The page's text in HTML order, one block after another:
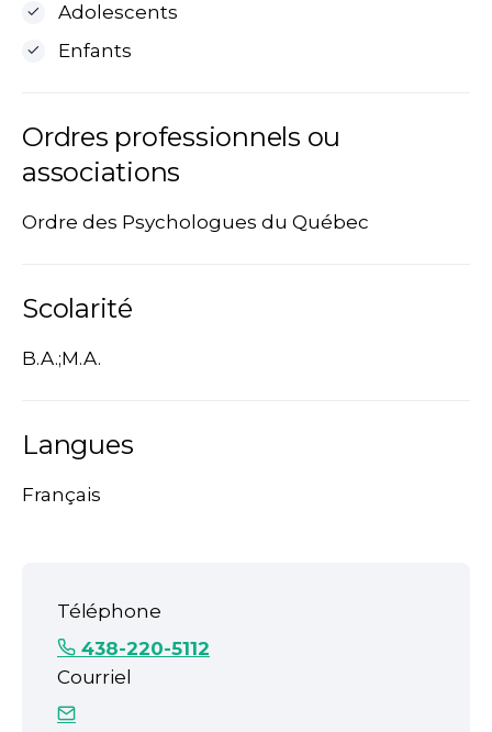
Adolescents
Enfants
Ordres professionnels ou
associations
Ordre des Psychologues du Québec
Scolarité
B.A.;M.A.
Langues
Français
Téléphone
438-220-5112
Courriel